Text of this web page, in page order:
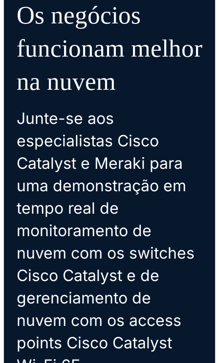
Os negócios
funcionam melhor
na nuvem
Junte-se aos
especialistas Cisco
Catalyst e Meraki para
uma demonstração em
tempo real de
monitoramento de
nuvem com os switches
Cisco Catalyst e de
gerenciamento de
nuvem com os access
points Cisco Catalyst